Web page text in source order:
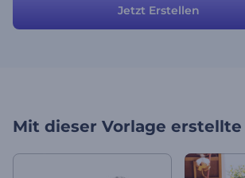
Erklärungsfilme. Testen Sie die Vorlage noch
kostenlos.
Jetzt Erstellen
Mit dieser Vorlage erstellte